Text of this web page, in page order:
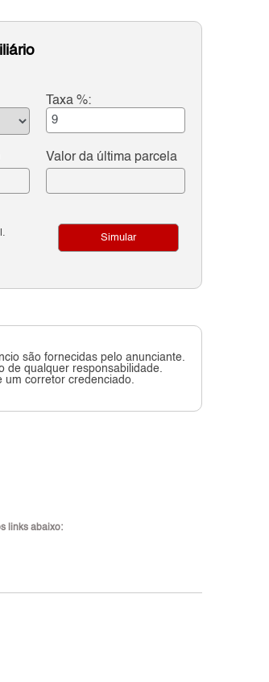
Taxa %:
Valor da última parcela
Simular
são fornecidas pelo anunciante.
de qualquer responsabilidade.
um corretor credenciado.
links abaixo: